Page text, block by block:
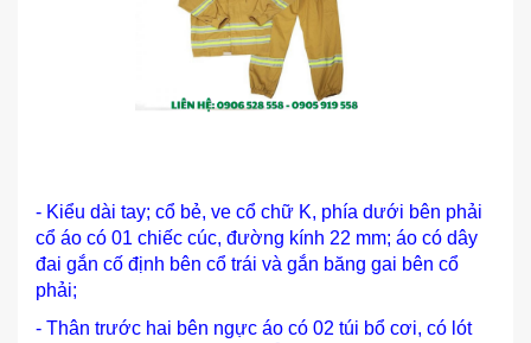
- Kiểu dài tay; cổ bẻ, ve cổ chữ K, phía dưới bên phải
cổ áo có 01 chiếc cúc, đường kính 22 mm; áo có dây
đai gắn cố định bên cổ trái và gắn băng gai bên cổ
phải;
- Thân trước hai bên ngực áo có 02 túi bổ cơi, có lót